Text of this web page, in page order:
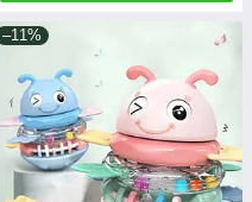
–11%